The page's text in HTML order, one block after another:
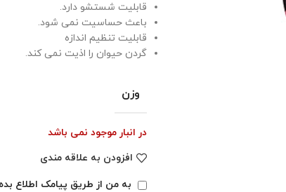
قابلیت شستشو دارد.
باعث حساسیت نمی شود.
قابلیت تنظیم اندازه
گردن حیوان را اذیت نمی کند.
وزن
در انبار موجود نمی باشد
افزودن به علاقه مندی
به من از طریق پیامک اطلاع بده